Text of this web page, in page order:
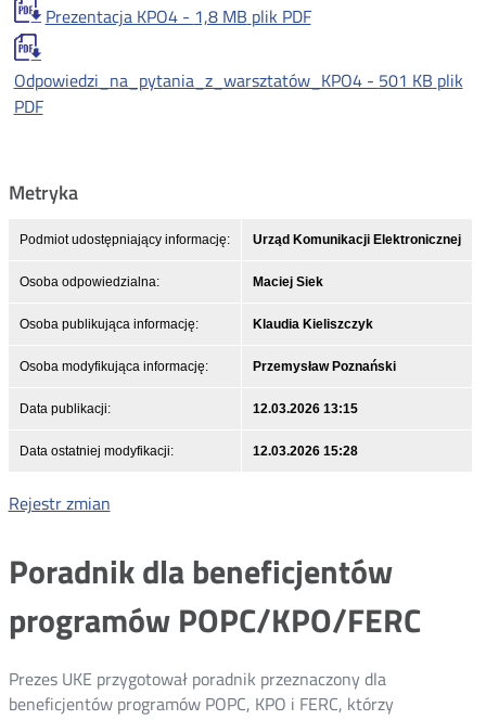
Prezentacja KPO4 - 1,8 MB plik PDF
Odpowiedzi_na_pytania_z_warsztatów_KPO4 - 501 KB plik
PDF
Metryka
Podmiot udostępniający informację: Urząd Komunikacji Elektronicznej
Osoba odpowiedzialna: Maciej Siek
Osoba publikująca informację: Klaudia Kieliszczyk
Osoba modyfikująca informację: Przemysław Poznański
Data publikacji: 12.03.2026 13:15
Data ostatniej modyfikacji: 12.03.2026 15:28
Rejestr zmian
Poradnik dla beneficjentów
programów POPC/KPO/FERC
Prezes UKE przygotował poradnik przeznaczony dla
beneficjentów programów POPC, KPO i FERC, którzy